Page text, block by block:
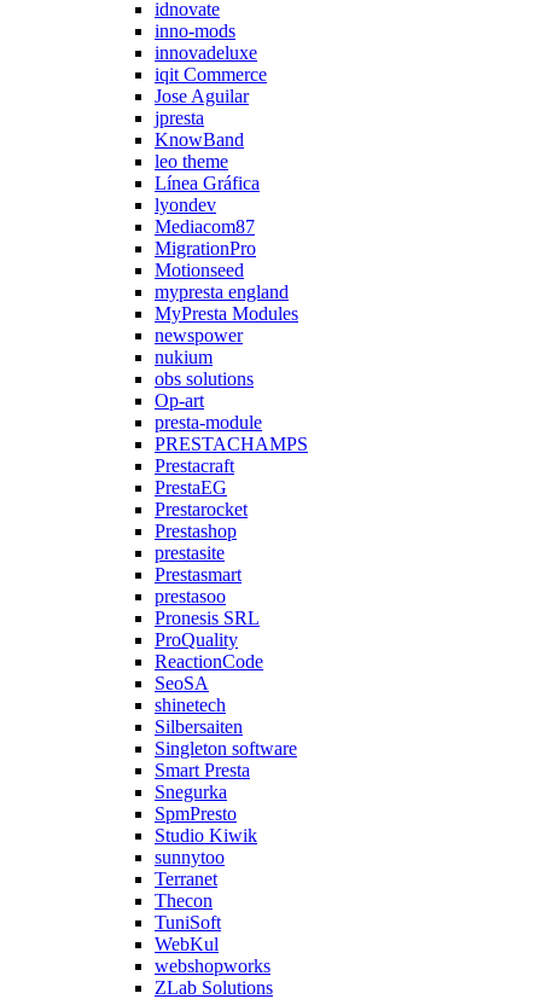
idnovate
inno-mods
innovadeluxe
iqit Commerce
Jose Aguilar
jpresta
KnowBand
leo theme
Línea Gráfica
lyondev
Mediacom87
MigrationPro
Motionseed
mypresta england
MyPresta Modules
newspower
nukium
obs solutions
Op-art
presta-module
PRESTACHAMPS
Prestacraft
PrestaEG
Prestarocket
Prestashop
prestasite
Prestasmart
prestasoo
Pronesis SRL
ProQuality
ReactionCode
SeoSA
shinetech
Silbersaiten
Singleton software
Smart Presta
Snegurka
SpmPresto
Studio Kiwik
sunnytoo
Terranet
Thecon
TuniSoft
WebKul
webshopworks
ZLab Solutions